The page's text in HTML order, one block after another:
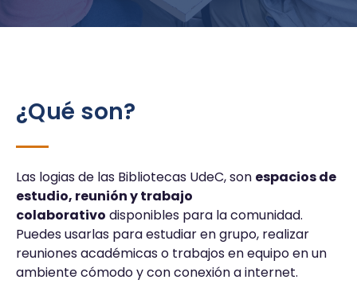
¿Qué son?
Las logias de las Bibliotecas UdeC, son espacios de
estudio, reunión y trabajo
colaborativo disponibles para la comunidad.
Puedes usarlas para estudiar en grupo, realizar
reuniones académicas o trabajos en equipo en un
ambiente cómodo y con conexión a internet.